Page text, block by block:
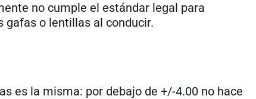
no cumple el estándar legal para
gafas o lentillas al conducir.
es la misma: por debajo de +/-4.00 no hace